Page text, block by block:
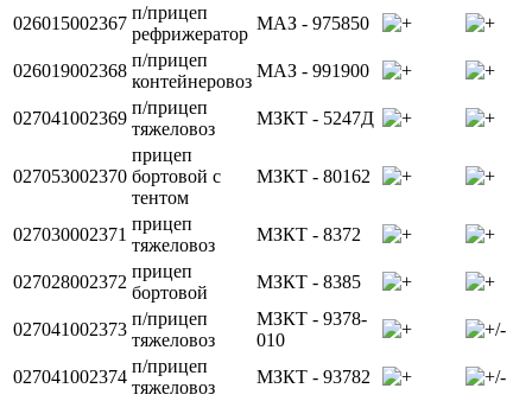
026015002367
п/прицеп
рефрижератор
МАЗ - 975850
026019002368
п/прицеп
контейнеровоз
МАЗ - 991900
027041002369
п/прицеп
тяжеловоз
МЗКТ - 5247Д
027053002370
прицеп
бортовой с
тентом
МЗКТ - 80162
027030002371
прицеп
тяжеловоз
МЗКТ - 8372
027028002372
прицеп
бортовой
МЗКТ - 8385
027041002373
п/прицеп
тяжеловоз
МЗКТ - 9378-
010
027041002374
п/прицеп
тяжеловоз
МЗКТ - 93782